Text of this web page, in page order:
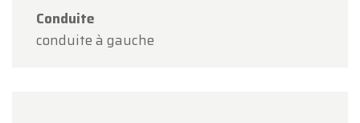
Conduite
conduite à gauche
Le lundi 17 août
uniquement sur rendez-vous